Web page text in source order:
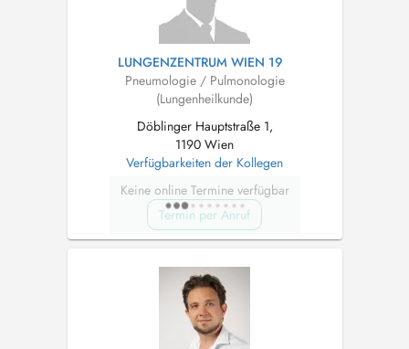
LUNGENZENTRUM WIEN 19
Pneumologie / Pulmonologie
(Lungenheilkunde)
Döblinger Hauptstraße 1,
1190 Wien
Verfügbarkeiten der Kollegen
Keine online Termine verfügbar
Termin per Anruf